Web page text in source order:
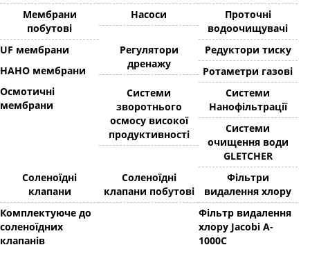
Мембрани
побутові
UF мембрани
НАНО мембрани
Осмотичні
мембрани
Насоси
Проточні
водоочищувачі
Регулятори
дренажу
Редуктори тиску
Ротаметри газові
Системи
зворотнього
осмосу високої
продуктивності
Системи
Нанофільтрації
Системи
очищення води
GLETCHER
Соленоїдні
клапани
Комплектуюче до
соленоїдних
клапанів
Соленоїдні
клапани побутові
Фільтри
видалення хлору
Фільтр видалення
хлору Jacobi A-
1000C